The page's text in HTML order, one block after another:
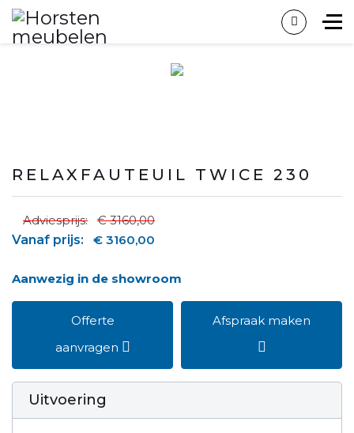
RELAXFAUTEUIL TWICE 230
Adviesprijs:
€ 3160,00
Vanaf prijs:
€ 3160,00
Aanwezig in de showroom
Offerte
aanvragen
Afspraak maken
Uitvoering